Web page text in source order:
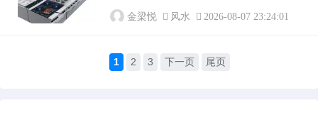
金梁悦 风水 2026-08-07 23:24:01
1 2 3 下一页 尾页